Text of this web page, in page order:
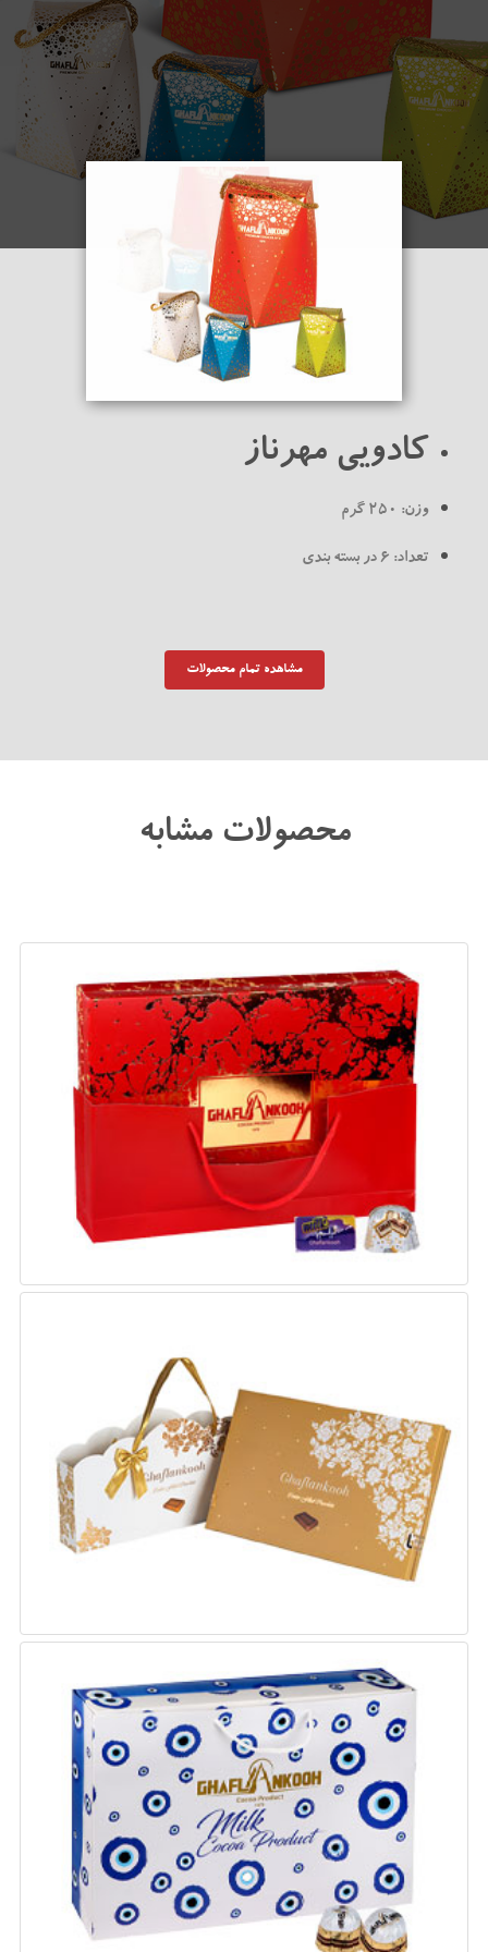
کادویی مهرناز
وزن: 250 گرم
تعداد: 6 در بسته بندی
مشاهده تمام محصولات
محصولات مشابه
کادویی گرانیت (آبی و قرمز)
وزن : 300 گرم
وزن : 200 گرم
تعداد : 6 در بسته بندی
شکلات کادویی چشم نظر
وزن : 270 گرم
تعداد : 4 در بسته بندی